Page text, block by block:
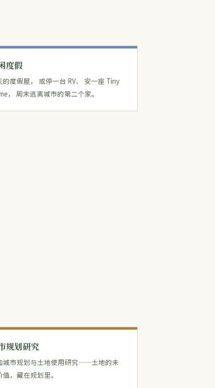
度假
的度假屋， 或停一台 RV、 安一座 Tiny
， 周末逃离城市的第二个家。
规划研究
城市规划与土地使用研究——土地的未
值，藏在规划里。